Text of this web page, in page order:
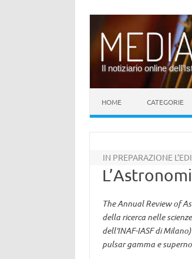
Il notiziario online
HOME CATEGORIE
IN PREPARAZIONE
The Annual Review of
della ricerca nelle
dell'INAF-IASF di
pulsar gamma e